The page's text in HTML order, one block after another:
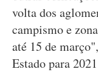
volta dos
campismo e
até 15 de
Estado para